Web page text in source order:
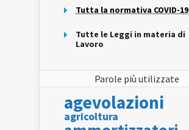
Tutta la normativa COVID-19
Tutte le Leggi in materia di
Lavoro
Parole più utilizzate
agevolazioni
agricoltura